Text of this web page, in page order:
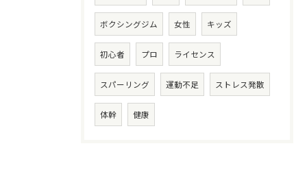
ボクシングジム 女性 キッズ
初心者 プロ ライセンス
スパーリング 運動不足 ストレス発散
体幹 健康